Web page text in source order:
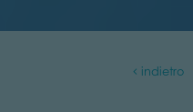
indietro